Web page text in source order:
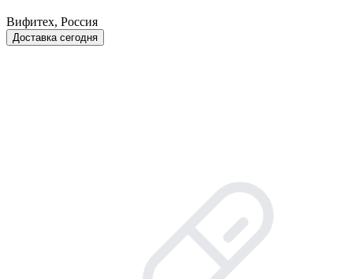
Вифитех, Россия
Доставка сегодня